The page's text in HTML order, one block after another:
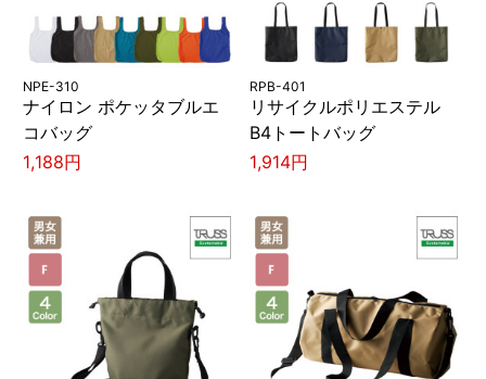
NPE-310
ナイロン ポケッタブルエ
コバッグ
1,188円
RPB-401
リサイクルポリエステル
B4トートバッグ
1,914円